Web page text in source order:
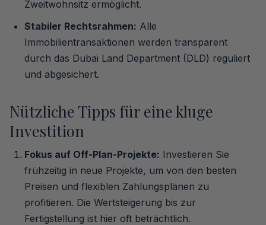
Zweitwohnsitz ermöglicht.
Stabiler Rechtsrahmen: Alle
Immobilientransaktionen werden transparent
durch das Dubai Land Department (DLD) reguliert
und abgesichert.
Nützliche Tipps für eine kluge
Investition
Fokus auf Off-Plan-Projekte: Investieren Sie
frühzeitig in neue Projekte, um von den besten
Preisen und flexiblen Zahlungsplänen zu
profitieren. Die Wertsteigerung bis zur
Fertigstellung ist hier oft beträchtlich.